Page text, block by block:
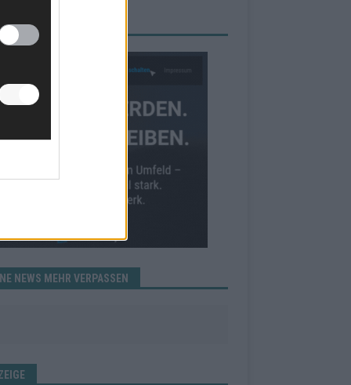
BEI UNS!
NEWS MEHR VERPASSEN